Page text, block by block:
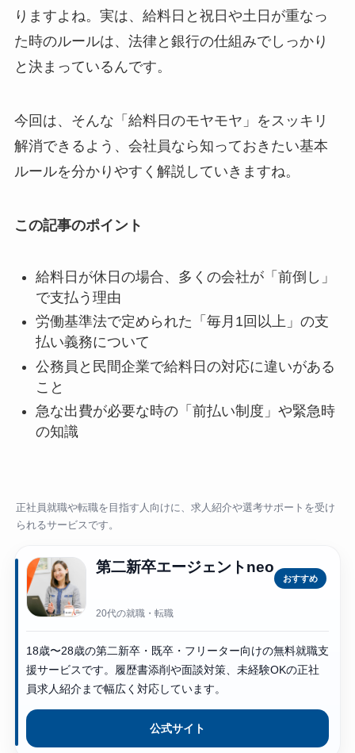
りますよね。実は、給料日と祝日や土日が重なっ
た時のルールは、法律と銀行の仕組みでしっかり
と決まっているんです。
今回は、そんな「給料日のモヤモヤ」をスッキリ
解消できるよう、会社員なら知っておきたい基本
ルールを分かりやすく解説していきますね。
この記事のポイント
給料日が休日の場合、多くの会社が「前倒し」
で支払う理由
労働基準法で定められた「毎月1回以上」の支
払い義務について
公務員と民間企業で給料日の対応に違いがある
こと
急な出費が必要な時の「前払い制度」や緊急時
の知識
正社員就職や転職を目指す人向けに、求人紹介や選考サポートを受け
られるサービスです。
第二新卒エージェントneo
おすすめ
20代の就職・転職
18歳〜28歳の第二新卒・既卒・フリーター向けの無料就職支
援サービスです。履歴書添削や面談対策、未経験OKの正社
員求人紹介まで幅広く対応しています。
公式サイト